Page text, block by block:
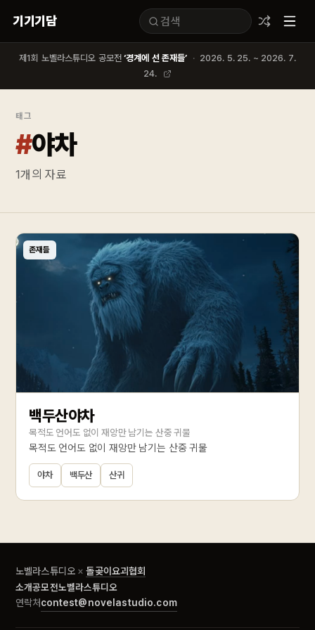
기기기담
제1회 노벨라스튜디오 공모전 ‘경계에 선 존재들’ · 2026. 5. 25. ~ 2026. 7.
24.
태그
#야차
1개의 자료
존재들
백두산야차
목적도 언어도 없이 재앙만 남기는 산중 귀물
목적도 언어도 없이 재앙만 남기는 산중 귀물
야차 백두산 산귀
노벨라스튜디오 × 돌곶이요괴협회
소개공모전노벨라스튜디오
연락처contest@novelastudio.com